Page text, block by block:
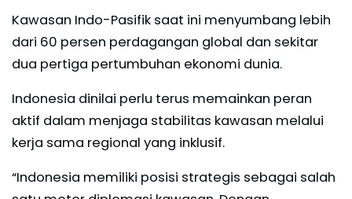
Kawasan Indo-Pasifik saat ini menyumbang lebih
dari 60 persen perdagangan global dan sekitar
dua pertiga pertumbuhan ekonomi dunia.
Indonesia dinilai perlu terus memainkan peran
aktif dalam menjaga stabilitas kawasan melalui
kerja sama regional yang inklusif.
“Indonesia memiliki posisi strategis sebagai salah